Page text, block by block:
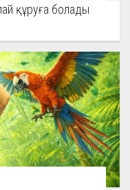
құруға болады